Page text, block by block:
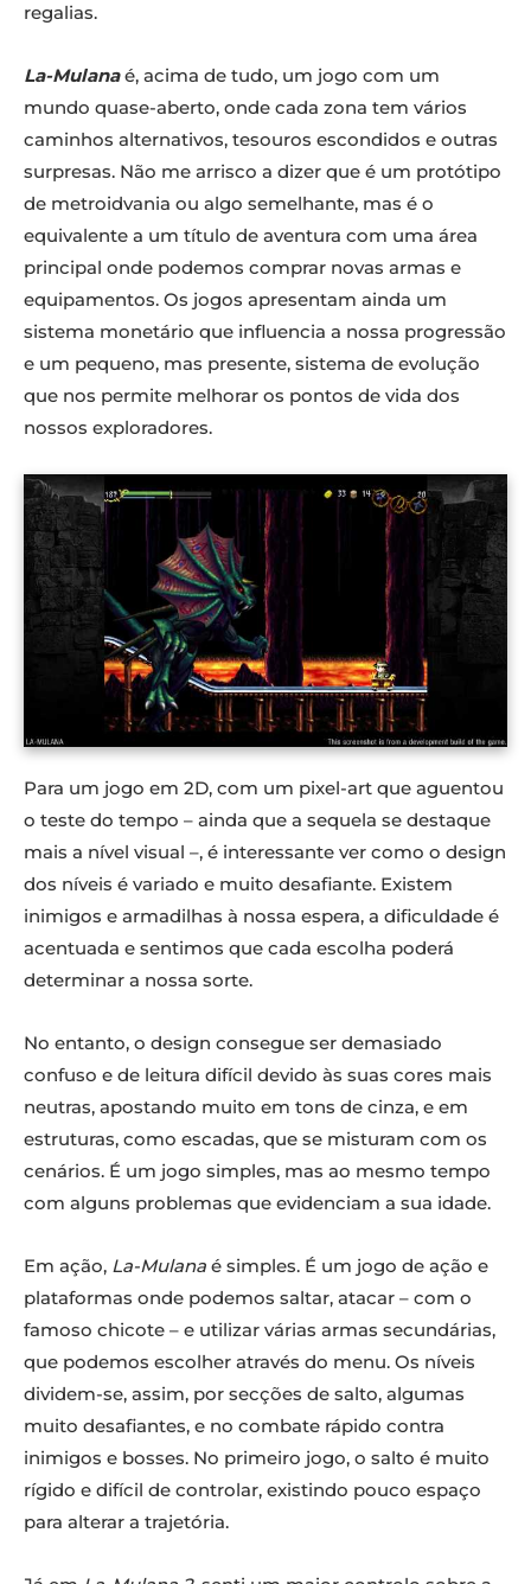
regalias.
La-Mulanaé, acima de tudo, um jogo com um
mundo quase-aberto, onde cada zona tem vários
caminhos alternativos, tesouros escondidos e outras
surpresas. Não me arrisco a dizer que é um protótipo
de metroidvania ou algo semelhante, mas é o
equivalente a um título de aventura com uma área
principal onde podemos comprar novas armas e
equipamentos. Os jogos apresentam ainda um
sistema monetário que influencia a nossa progressão
e um pequeno, mas presente, sistema de evolução
que nos permite melhorar os pontos de vida dos
nossos exploradores.
Para um jogo em 2D, com um pixel-art que aguentou
o teste do tempo – ainda que a sequela se destaque
mais a nível visual –, é interessante ver como o design
dos níveis é variado e muito desafiante. Existem
inimigos e armadilhas à nossa espera, a dificuldade é
acentuada e sentimos que cada escolha poderá
determinar a nossa sorte.
No entanto, o design consegue ser demasiado
confuso e de leitura difícil devido às suas cores mais
neutras, apostando muito em tons de cinza, e em
estruturas, como escadas, que se misturam com os
cenários. É um jogo simples, mas ao mesmo tempo
com alguns problemas que evidenciam a sua idade.
Em ação, La-Mulana é simples. É um jogo de ação e
plataformas onde podemos saltar, atacar – com o
famoso chicote – e utilizar várias armas secundárias,
que podemos escolher através do menu. Os níveis
dividem-se, assim, por secções de salto, algumas
muito desafiantes, e no combate rápido contra
inimigos e bosses. No primeiro jogo, o salto é muito
rígido e difícil de controlar, existindo pouco espaço
para alterar a trajetória.